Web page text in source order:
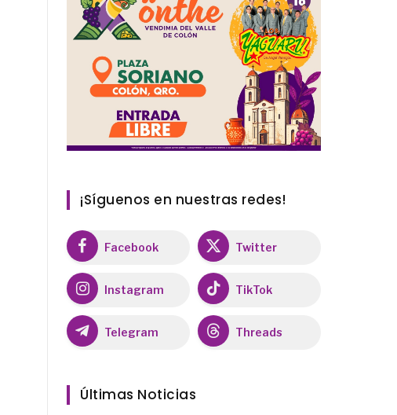
¡Síguenos en nuestras redes!
Facebook Twitter
Instagram TikTok
Telegram Threads
Últimas Noticias